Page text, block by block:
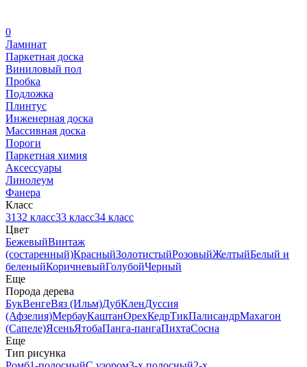
0
Ламинат
Паркетная доска
Виниловый пол
Пробка
Подложка
Плинтус
Инженерная доска
Массивная доска
Пороги
Паркетная химия
Аксессуары
Линолеум
Фанера
Класс
3132 класс33 класс34 класс
Цвет
БежевыйВинтаж
(состаренный)КрасныйЗолотистыйРозовыйЖелтыйБелый и
беленыйКоричневыйГолубойЧерный
Еще
Порода дерева
БукВенгеВяз (Ильм)ДубКленДуссия
(Афзелия)МербауКаштанОрехКедрТикПалисандрМахагон
(Сапеле)ЯсеньЯтобаПанга-пангаПихтаСосна
Еще
Тип рисунка